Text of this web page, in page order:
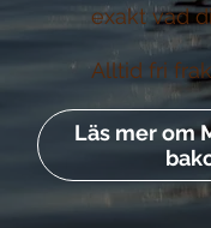
Läs mer om
exakt vad
Alltid fri